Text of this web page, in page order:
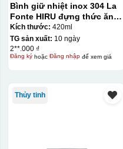
Bình giữ nhiệt inox 304 La
Fonte HIRU đựng thức ăn
420 ml – 012348
Kích thước: 420ml
TG sản xuất: 10 ngày
2**.000 ₫
Đăng kýhoặc Đăng nhậpđể xem giá
Thủy tinh